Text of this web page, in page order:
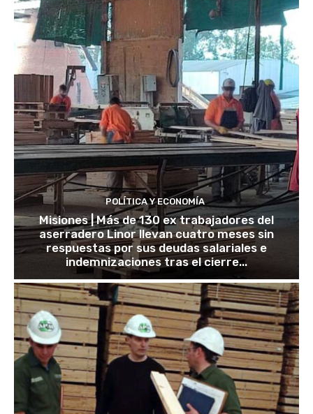
POLÍTICA Y ECONOMÍA
Misiones | Más de 130 ex trabajadores del
aserradero Linor llevan cuatro meses sin
respuestas por sus deudas salariales e
indemnizaciones tras el cierre...